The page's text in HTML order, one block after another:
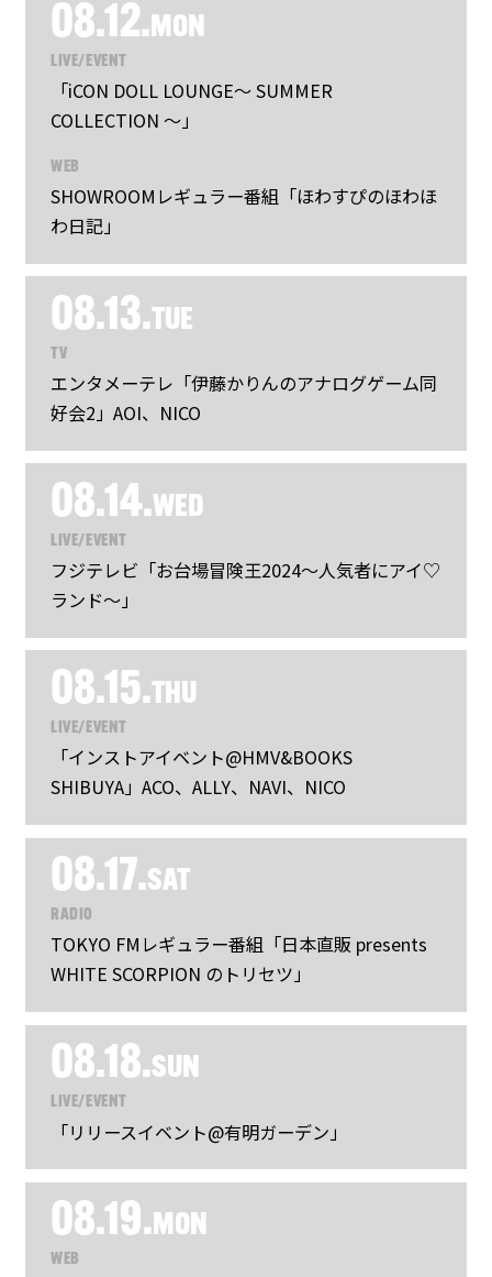
08.12.MON
LIVE/EVENT
「iCON DOLL LOUNGE〜 SUMMER
COLLECTION 〜」
WEB
SHOWROOMレギュラー番組「ほわすぴのほわほ
わ日記」
08.13.TUE
TV
エンタメーテレ「伊藤かりんのアナログゲーム同
好会2」AOI、NICO
08.14.WED
LIVE/EVENT
フジテレビ「お台場冒険王2024～人気者にアイ♡
ランド～」
08.15.THU
LIVE/EVENT
「インストアイベント@HMV&BOOKS
SHIBUYA」ACO、ALLY、NAVI、NICO
08.17.SAT
RADIO
TOKYO FMレギュラー番組「日本直販 presents
WHITE SCORPION のトリセツ」
08.18.SUN
LIVE/EVENT
「リリースイベント@有明ガーデン」
08.19.MON
WEB